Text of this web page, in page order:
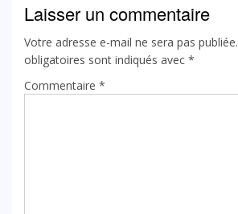
Laisser un commentaire
Votre adresse e-mail ne sera pas publiée.
obligatoires sont indiqués avec *
Commentaire *